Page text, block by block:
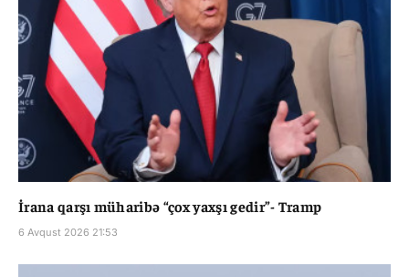
İrana qarşı müharibə “çox yaxşı gedir”- Tramp
6 Avqust 2026 21:53